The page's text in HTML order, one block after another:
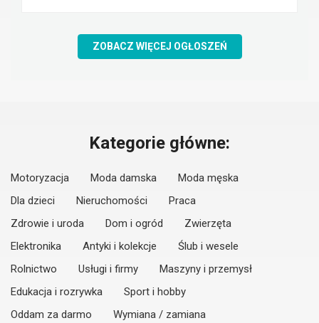
ZOBACZ WIĘCEJ OGŁOSZEŃ
Kategorie główne:
Motoryzacja Moda damska
Moda męska
Dla dzieci
Nieruchomości
Praca
Zdrowie i uroda
Dom i ogród
Zwierzęta
Elektronika
Antyki i kolekcje
Ślub i wesele
Rolnictwo
Usługi i firmy
Maszyny i przemysł
Edukacja i rozrywka
Sport i hobby
Oddam za darmo
Wymiana / zamiana